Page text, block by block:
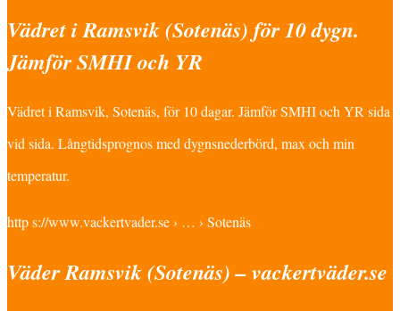
Vädret i Ramsvik (Sotenäs) för 10 dygn.
Jämför SMHI och YR
Vädret i Ramsvik, Sotenäs, för 10 dagar. Jämför SMHI och YR sida
vid sida. Långtidsprognos med dygnsnederbörd, max och min
temperatur.
http s://www.vackertvader.se › … › Sotenäs
Väder Ramsvik (Sotenäs) – vackertväder.se